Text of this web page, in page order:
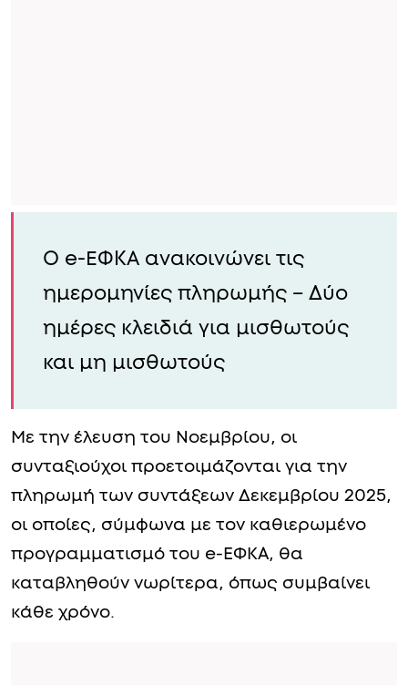
Ο e-ΕΦΚΑ ανακοινώνει τις
ημερομηνίες πληρωμής – Δύο
ημέρες κλειδιά για μισθωτούς
και μη μισθωτούς
Με την έλευση του Νοεμβρίου, οι
συνταξιούχοι προετοιμάζονται για την
πληρωμή των συντάξεων Δεκεμβρίου 2025,
οι οποίες, σύμφωνα με τον καθιερωμένο
προγραμματισμό του e-ΕΦΚΑ, θα
καταβληθούν νωρίτερα, όπως συμβαίνει
κάθε χρόνο.